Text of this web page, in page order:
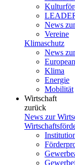
News
Vereine
Klimaschutz
News
Klima
Energie
Mobilität
Wirtschaft
zurück
News zur